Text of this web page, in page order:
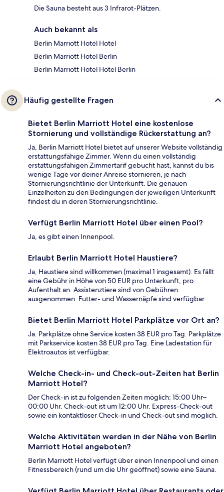
Die Sauna besteht aus 3 Infrarot-Plätzen.
Auch bekannt als
Berlin Marriott Hotel Hotel
Berlin Marriott Hotel Berlin
Berlin Marriott Hotel Hotel Berlin
Häufig gestellte Fragen
Bietet Berlin Marriott Hotel eine kostenlose
Stornierung und vollständige Rückerstattung an?
Ja, Berlin Marriott Hotel bietet auf unserer Website vollständig
erstattungsfähige Zimmer. Wenn du einen vollständig
erstattungsfähigen Zimmertarif gebucht hast, kannst du bis
wenige Tage vor deiner Anreise stornieren, je nach
Stornierungsrichtlinie der Unterkunft. Die genauen
Einzelheiten zu den Bedingungen der jeweiligen Unterkunft
findest du in deren Stornierungsrichtlinie.
Verfügt Berlin Marriott Hotel über einen Pool?
Ja, es gibt einen Innenpool.
Erlaubt Berlin Marriott Hotel Haustiere?
Ja, Haustiere sind willkommen (maximal 1 insgesamt). Es fällt
eine Gebühr in Höhe von 50 EUR pro Unterkunft, pro
Aufenthalt an. Assistenztiere sind von Gebühren
ausgenommen. Futter- und Wassernäpfe sind verfügbar.
Bietet Berlin Marriott Hotel Parkplätze vor Ort an?
Ja. Parkplätze ohne Service kosten 38 EUR pro Tag. Parkplätze
mit Parkservice kosten 38 EUR pro Tag. Eine Ladestation für
Elektroautos ist verfügbar.
Welche Check-in- und Check-out-Zeiten hat Berlin
Marriott Hotel?
Der Check-in ist zu folgenden Zeiten möglich: 15:00 Uhr–
00:00 Uhr. Check-out ist um 12:00 Uhr. Express-Check-out
sowie ein kontaktloser Check-in und Check-out sind möglich.
Welche Aktivitäten werden in der Nähe von Berlin
Marriott Hotel angeboten?
Berlin Marriott Hotel verfügt über einen Innenpool und einen
Fitnessbereich (rund um die Uhr geöffnet) sowie eine Sauna.